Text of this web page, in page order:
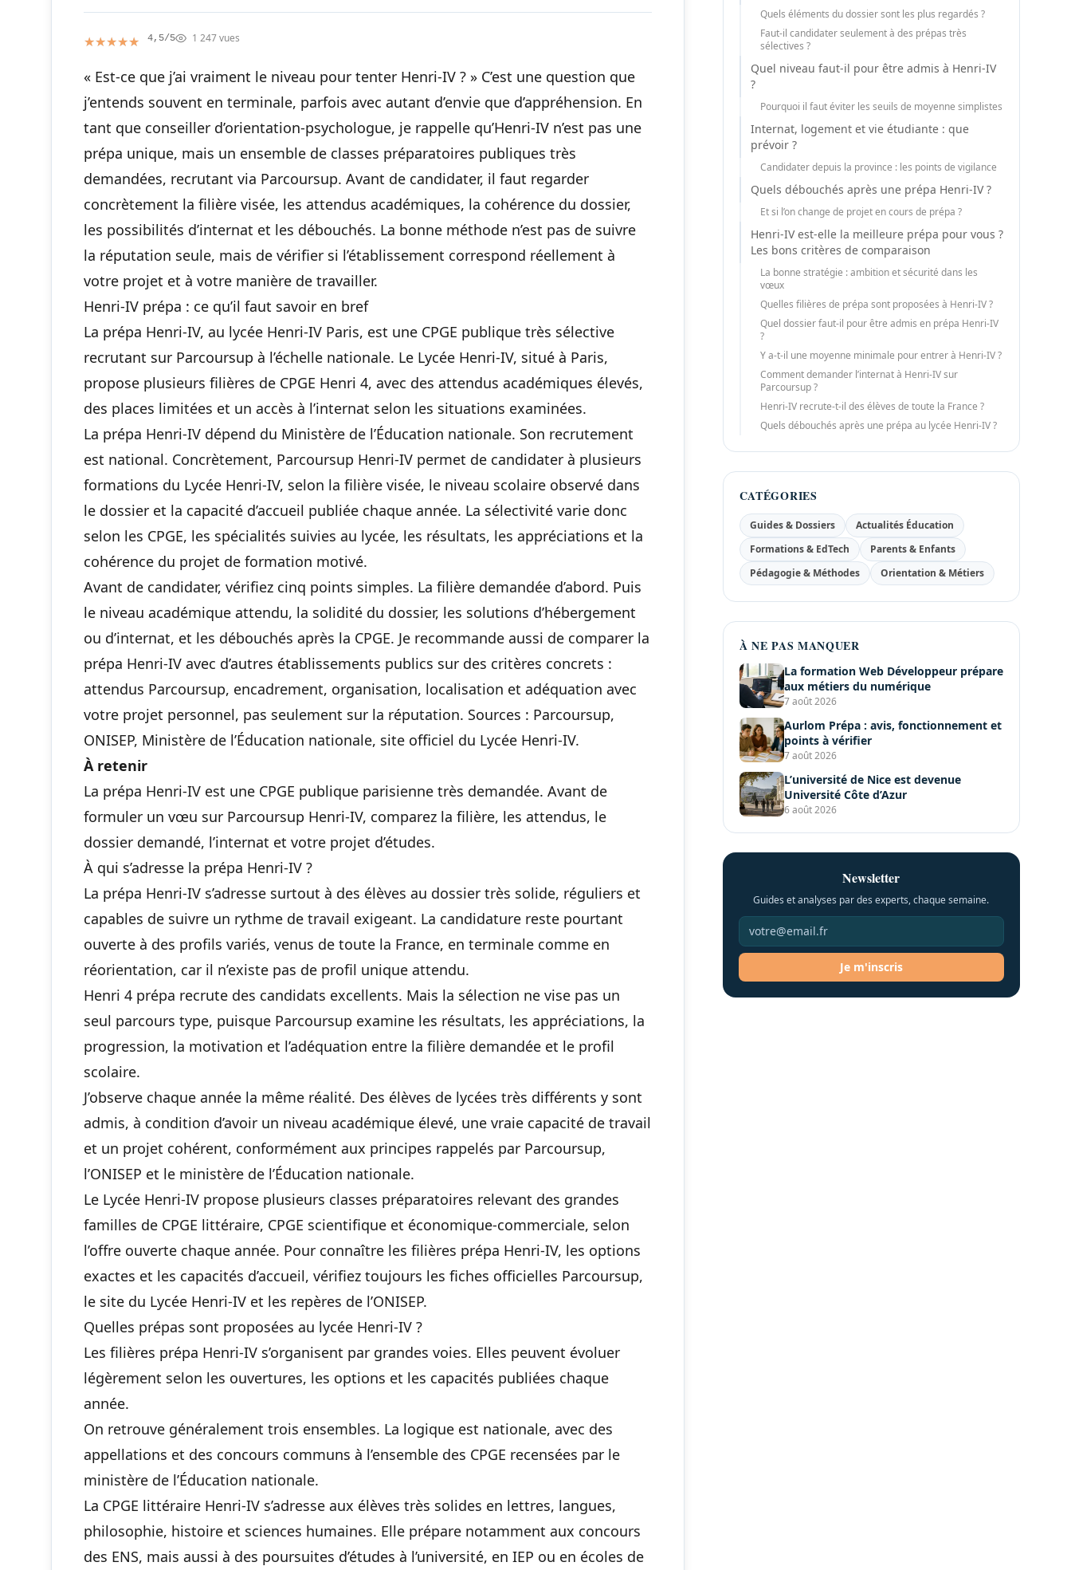
★★★★★
★★★★★ 4,5/5 1 247 vues
« Est-ce que j’ai vraiment le niveau pour tenter Henri-IV ? » C’est une question que
j’entends souvent en terminale, parfois avec autant d’envie que d’appréhension. En
tant que conseiller d’orientation-psychologue, je rappelle qu’Henri-IV n’est pas une
prépa unique, mais un ensemble de classes préparatoires publiques très
demandées, recrutant via Parcoursup. Avant de candidater, il faut regarder
concrètement la filière visée, les attendus académiques, la cohérence du dossier,
les possibilités d’internat et les débouchés. La bonne méthode n’est pas de suivre
la réputation seule, mais de vérifier si l’établissement correspond réellement à
votre projet et à votre manière de travailler.
Henri-IV prépa : ce qu’il faut savoir en bref
La prépa Henri-IV, au lycée Henri-IV Paris, est une CPGE publique très sélective
recrutant sur Parcoursup à l’échelle nationale. Le Lycée Henri-IV, situé à Paris,
propose plusieurs filières de CPGE Henri 4, avec des attendus académiques élevés,
des places limitées et un accès à l’internat selon les situations examinées.
La prépa Henri-IV dépend du Ministère de l’Éducation nationale. Son recrutement
est national. Concrètement, Parcoursup Henri-IV permet de candidater à plusieurs
formations du Lycée Henri-IV, selon la filière visée, le niveau scolaire observé dans
le dossier et la capacité d’accueil publiée chaque année. La sélectivité varie donc
selon les CPGE, les spécialités suivies au lycée, les résultats, les appréciations et la
cohérence du projet de formation motivé.
Avant de candidater, vérifiez cinq points simples. La filière demandée d’abord. Puis
le niveau académique attendu, la solidité du dossier, les solutions d’hébergement
ou d’internat, et les débouchés après la CPGE. Je recommande aussi de comparer la
prépa Henri-IV avec d’autres établissements publics sur des critères concrets :
attendus Parcoursup, encadrement, organisation, localisation et adéquation avec
votre projet personnel, pas seulement sur la réputation. Sources : Parcoursup,
ONISEP, Ministère de l’Éducation nationale, site officiel du Lycée Henri-IV.
À retenir
La prépa Henri-IV est une CPGE publique parisienne très demandée. Avant de
formuler un vœu sur Parcoursup Henri-IV, comparez la filière, les attendus, le
dossier demandé, l’internat et votre projet d’études.
À qui s’adresse la prépa Henri-IV ?
La prépa Henri-IV s’adresse surtout à des élèves au dossier très solide, réguliers et
capables de suivre un rythme de travail exigeant. La candidature reste pourtant
ouverte à des profils variés, venus de toute la France, en terminale comme en
réorientation, car il n’existe pas de profil unique attendu.
Henri 4 prépa recrute des candidats excellents. Mais la sélection ne vise pas un
seul parcours type, puisque Parcoursup examine les résultats, les appréciations, la
progression, la motivation et l’adéquation entre la filière demandée et le profil
scolaire.
J’observe chaque année la même réalité. Des élèves de lycées très différents y sont
admis, à condition d’avoir un niveau académique élevé, une vraie capacité de travail
et un projet cohérent, conformément aux principes rappelés par Parcoursup,
l’ONISEP et le ministère de l’Éducation nationale.
Le Lycée Henri-IV propose plusieurs classes préparatoires relevant des grandes
familles de CPGE littéraire, CPGE scientifique et économique-commerciale, selon
l’offre ouverte chaque année. Pour connaître les filières prépa Henri-IV, les options
exactes et les capacités d’accueil, vérifiez toujours les fiches officielles Parcoursup,
le site du Lycée Henri-IV et les repères de l’ONISEP.
Quelles prépas sont proposées au lycée Henri-IV ?
Les filières prépa Henri-IV s’organisent par grandes voies. Elles peuvent évoluer
légèrement selon les ouvertures, les options et les capacités publiées chaque
année.
On retrouve généralement trois ensembles. La logique est nationale, avec des
appellations et des concours communs à l’ensemble des CPGE recensées par le
ministère de l’Éducation nationale.
La CPGE littéraire Henri-IV s’adresse aux élèves très solides en lettres, langues,
philosophie, histoire et sciences humaines. Elle prépare notamment aux concours
des ENS, mais aussi à des poursuites d’études à l’université, en IEP ou en écoles de
Quels éléments du dossier sont les plus regardés ?
Faut-il candidater seulement à des prépas très
sélectives ?
Quel niveau faut-il pour être admis à Henri-IV
?
Pourquoi il faut éviter les seuils de moyenne simplistes
Internat, logement et vie étudiante : que
prévoir ?
Candidater depuis la province : les points de vigilance
Quels débouchés après une prépa Henri-IV ?
Et si l’on change de projet en cours de prépa ?
Henri-IV est-elle la meilleure prépa pour vous ?
Les bons critères de comparaison
La bonne stratégie : ambition et sécurité dans les
vœux
Quelles filières de prépa sont proposées à Henri-IV ?
Quel dossier faut-il pour être admis en prépa Henri-IV
?
Y a-t-il une moyenne minimale pour entrer à Henri-IV ?
Comment demander l’internat à Henri-IV sur
Parcoursup ?
Henri-IV recrute-t-il des élèves de toute la France ?
Quels débouchés après une prépa au lycée Henri-IV ?
CATÉGORIES
Guides & Dossiers
Actualités Éducation
Formations & EdTech
Parents & Enfants
Pédagogie & Méthodes
Orientation & Métiers
À NE PAS MANQUER
La formation Web Développeur prépare
aux métiers du numérique
7 août 2026
Aurlom Prépa : avis, fonctionnement et
points à vérifier
7 août 2026
L’université de Nice est devenue
Université Côte d’Azur
6 août 2026
Newsletter
Guides et analyses par des experts, chaque semaine.
Je m'inscris